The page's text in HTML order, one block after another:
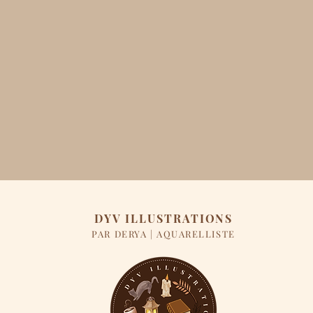
DYV ILLUSTRATIONS
PAR DERYA | AQUARELLISTE